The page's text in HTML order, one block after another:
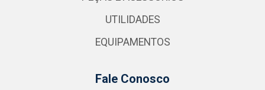
UTILIDADES
EQUIPAMENTOS
Fale Conosco